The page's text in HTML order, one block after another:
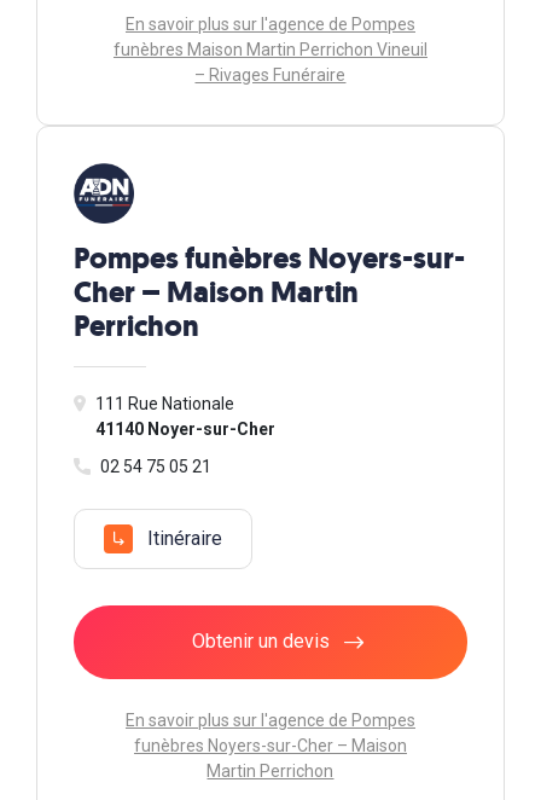
En savoir plus sur l'agence de Pompes
funèbres Maison Martin Perrichon Vineuil
– Rivages Funéraire
Pompes funèbres Noyers-sur-
Cher – Maison Martin
Perrichon
111 Rue Nationale
41140 Noyer-sur-Cher
02 54 75 05 21
Itinéraire
Obtenir un devis
En savoir plus sur l'agence de Pompes
funèbres Noyers-sur-Cher – Maison
Martin Perrichon